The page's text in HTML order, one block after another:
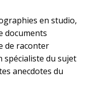
en studio,
documents
de raconter
spécialiste du sujet
anecdotes du